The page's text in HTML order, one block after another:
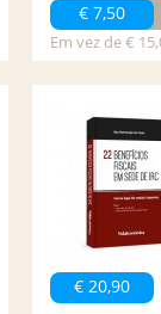
€ 7,50
Em vez de €
€ 20,90